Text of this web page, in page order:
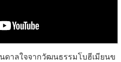
ดาลใจจากวัฒนธรรมโบฮีเมียนข